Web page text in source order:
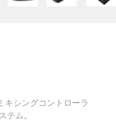
キシングコントローラ
テム。